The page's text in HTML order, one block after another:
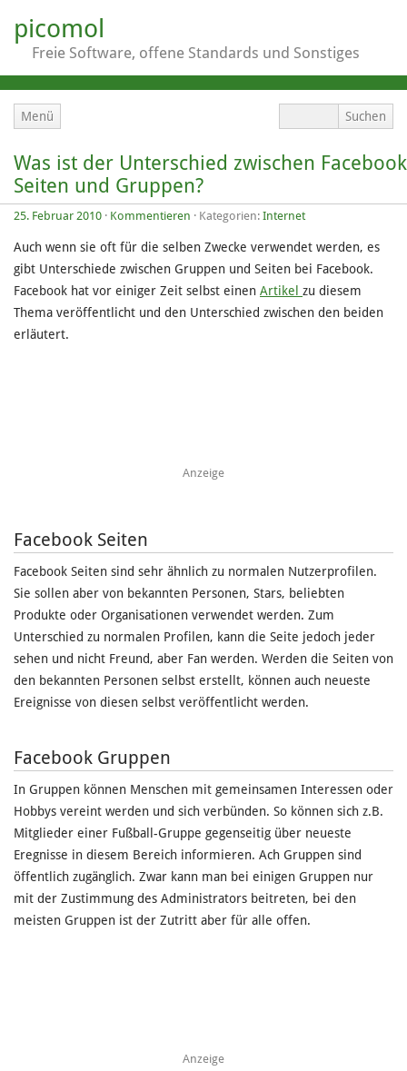
picomol
Freie Software, offene Standards und Sonstiges
Menü
Was ist der Unterschied zwischen Facebook
Seiten und Gruppen?
25. Februar 2010 · Kommentieren · Kategorien: Internet
Auch wenn sie oft für die selben Zwecke verwendet werden, es
gibt Unterschiede zwischen Gruppen und Seiten bei Facebook.
Facebook hat vor einiger Zeit selbst einen Artikel zu diesem
Thema veröffentlicht und den Unterschied zwischen den beiden
erläutert.
Anzeige
Facebook Seiten
Facebook Seiten sind sehr ähnlich zu normalen Nutzerprofilen.
Sie sollen aber von bekannten Personen, Stars, beliebten
Produkte oder Organisationen verwendet werden. Zum
Unterschied zu normalen Profilen, kann die Seite jedoch jeder
sehen und nicht Freund, aber Fan werden. Werden die Seiten von
den bekannten Personen selbst erstellt, können auch neueste
Ereignisse von diesen selbst veröffentlicht werden.
Facebook Gruppen
In Gruppen können Menschen mit gemeinsamen Interessen oder
Hobbys vereint werden und sich verbünden. So können sich z.B.
Mitglieder einer Fußball-Gruppe gegenseitig über neueste
Eregnisse in diesem Bereich informieren. Ach Gruppen sind
öffentlich zugänglich. Zwar kann man bei einigen Gruppen nur
mit der Zustimmung des Administrators beitreten, bei den
meisten Gruppen ist der Zutritt aber für alle offen.
Anzeige